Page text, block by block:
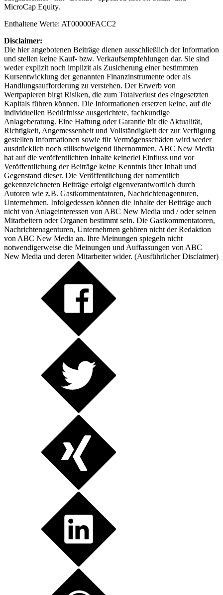
MicroCap Equity.
Enthaltene Werte: AT00000FACC2
Disclaimer:
Die hier angebotenen Beiträge dienen ausschließlich der Information
und stellen keine Kauf- bzw. Verkaufsempfehlungen dar. Sie sind
weder explizit noch implizit als Zusicherung einer bestimmten
Kursentwicklung der genannten Finanzinstrumente oder als
Handlungsaufforderung zu verstehen. Der Erwerb von
Wertpapieren birgt Risiken, die zum Totalverlust des eingesetzten
Kapitals führen können. Die Informationen ersetzen keine, auf die
individuellen Bedürfnisse ausgerichtete, fachkundige
Anlageberatung. Eine Haftung oder Garantie für die Aktualität,
Richtigkeit, Angemessenheit und Vollständigkeit der zur Verfügung
gestellten Informationen sowie für Vermögensschäden wird weder
ausdrücklich noch stillschweigend übernommen. ABC New Media
hat auf die veröffentlichten Inhalte keinerlei Einfluss und vor
Veröffentlichung der Beiträge keine Kenntnis über Inhalt und
Gegenstand dieser. Die Veröffentlichung der namentlich
gekennzeichneten Beiträge erfolgt eigenverantwortlich durch
Autoren wie z.B. Gastkommentatoren, Nachrichtenagenturen,
Unternehmen. Infolgedessen können die Inhalte der Beiträge auch
nicht von Anlageinteressen von ABC New Media und / oder seinen
Mitarbeitern oder Organen bestimmt sein. Die Gastkommentatoren,
Nachrichtenagenturen, Unternehmen gehören nicht der Redaktion
von ABC New Media an. Ihre Meinungen spiegeln nicht
notwendigerweise die Meinungen und Auffassungen von ABC
New Media und deren Mitarbeiter wider. (Ausführlicher Disclaimer)